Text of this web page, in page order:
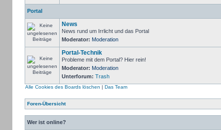
Portal
News
News rund um Irrlicht und das Portal
Moderator: Moderation
Portal-Technik
Probleme mit dem Portal? Hier rein!
Moderator: Moderation
Unterforum: Trash
Alle Cookies des Boards löschen | Das Team
Foren-Übersicht
Wer ist online?